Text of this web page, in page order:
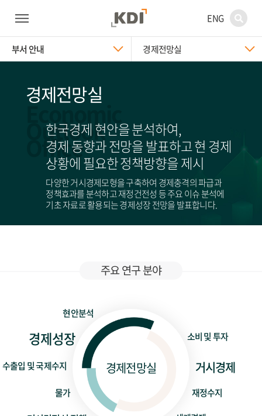
ENG
부서 안내 경제전망실
경제전망실
한국경제 현안을 분석하여,
경제 동향과 전망을 발표하고 현 경제
상황에 필요한 정책방향을 제시
다양한 거시경제모형을 구축하여 경제충격의 파급과
정책효과를 분석하고 재정건전성 등 주요 이슈 분석에
기초 자료로 활용되는 경제성장 전망을 발표합니다.
Economic
Outlook
Office
주요 연구 분야
경제전망실
현안분석
경제성장 소비 및 투자
수출입 및 국제수지 거시경제
물가 재정수지